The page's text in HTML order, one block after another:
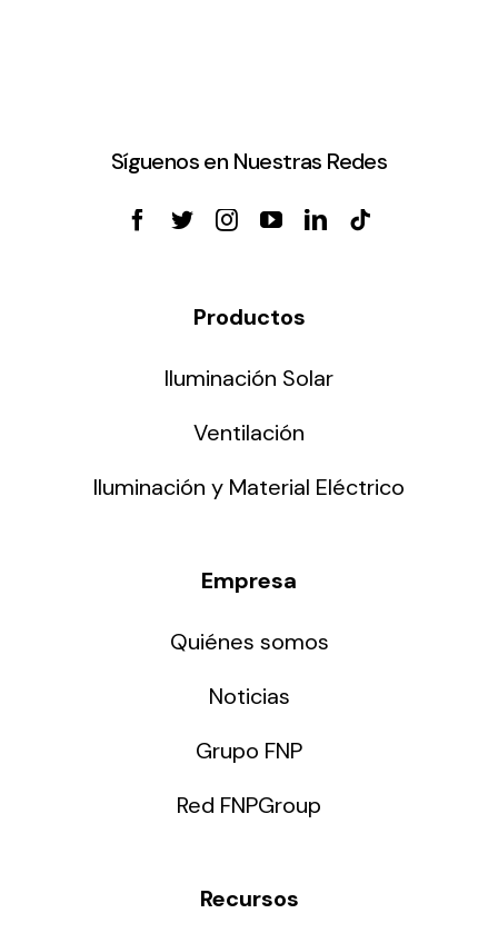
Síguenos en Nuestras Redes
Productos
Iluminación Solar
Ventilación
Iluminación y Material Eléctrico
Empresa
Quiénes somos
Noticias
Grupo FNP
Red FNPGroup
Recursos